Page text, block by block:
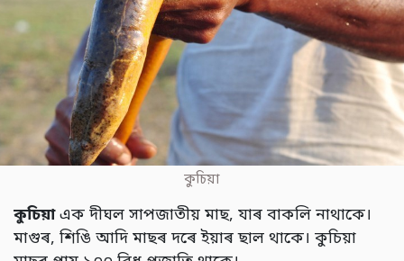
কুচিয়া
কুচিয়াএক দীঘল সাপজাতীয় মাছ, যাৰ বাকলি নাথাকে।
মাগুৰ, শিঙি আদি মাছৰ দৰে ইয়াৰ ছাল থাকে। কুচিয়া